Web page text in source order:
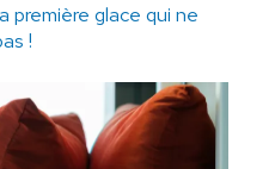
première glace qui ne
!